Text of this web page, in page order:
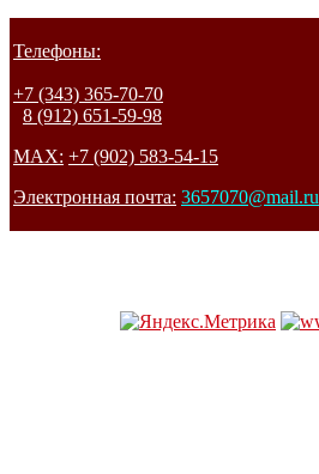
Телефоны:
+7 (343) 365-70-70
8 (912) 651-59-98
MAX: +7 (902) 583-54-15
Электронная почта: 3657070@mail.ru